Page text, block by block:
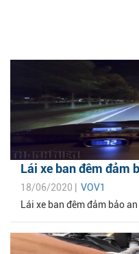
Lái xe ban đêm đảm
18/06/2020 | VOV1
Lái xe ban đêm đảm bảo